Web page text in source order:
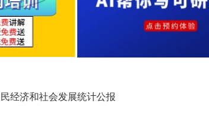
济和社会发展统计公报